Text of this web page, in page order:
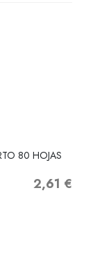
80 HOJAS
Precio
2,61 €